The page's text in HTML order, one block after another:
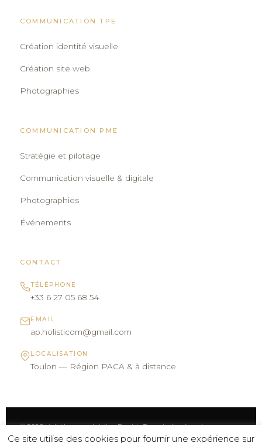
COMMUNICATION TPE
Création identité visuelle
Création site web
Photographies
COMMUNICATION PME
Stratégie et pilotage
Communication visuelle & digitale
Photographies
Événements
CONTACT
TÉLÉPHONE
+33 6 27 05 68 54
EMAIL
ap.holisticom@gmail.com
LOCALISATION
Toulon — Région PACA & à distance
© 2026 Holisticom — Adeline Poulet. Tous droits réservés.
MENTIONS
POLITIQUE DE
POLITIQUE DE
Ce site utilise des cookies pour fournir une expérience sur